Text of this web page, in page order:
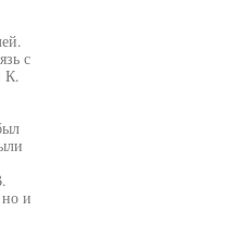
с
К.
и